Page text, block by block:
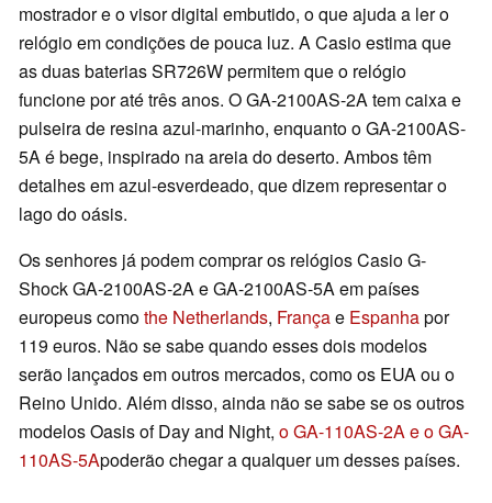
mostrador e o visor digital embutido, o que ajuda a ler o
relógio em condições de pouca luz. A Casio estima que
as duas baterias SR726W permitem que o relógio
funcione por até três anos. O GA-2100AS-2A tem caixa e
pulseira de resina azul-marinho, enquanto o GA-2100AS-
5A é bege, inspirado na areia do deserto. Ambos têm
detalhes em azul-esverdeado, que dizem representar o
lago do oásis.
Os senhores já podem comprar os relógios Casio G-
Shock GA-2100AS-2A e GA-2100AS-5A em países
europeus comothe Netherlands, Françae Espanhapor
119 euros. Não se sabe quando esses dois modelos
serão lançados em outros mercados, como os EUA ou o
Reino Unido. Além disso, ainda não se sabe se os outros
modelos Oasis of Day and Night, o GA-110AS-2A e o GA-
110AS-5Apoderão chegar a qualquer um desses países.